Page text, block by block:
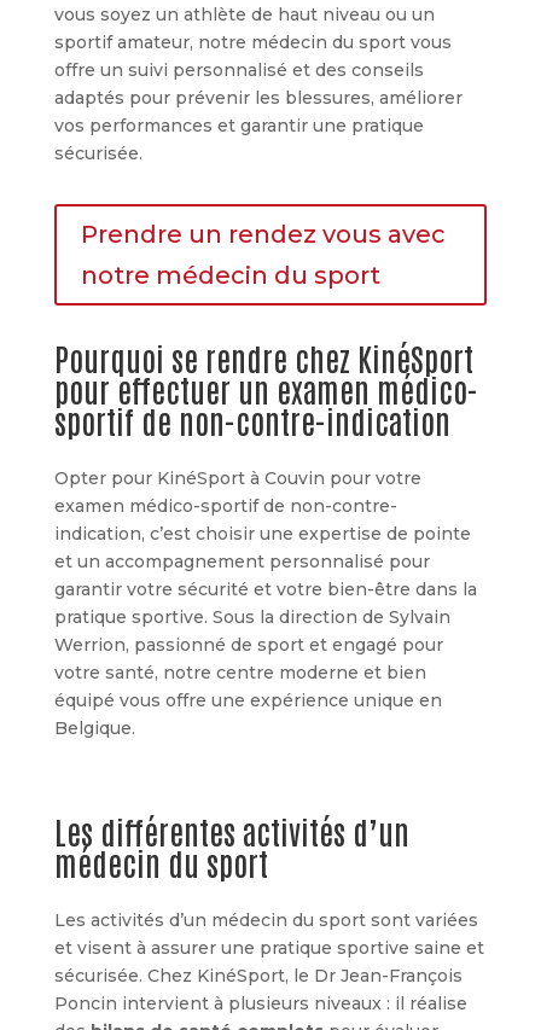
vous soyez un athlète de haut niveau ou un
sportif amateur, notre médecin du sport vous
offre un suivi personnalisé et des conseils
adaptés pour prévenir les blessures, améliorer
vos performances et garantir une pratique
sécurisée.
Prendre un rendez vous avec
notre médecin du sport
Pourquoi se rendre chez KinéSport
pour effectuer un examen médico-
sportif de non-contre-indication
Opter pour KinéSport à Couvin pour votre
examen médico-sportif de non-contre-
indication, c’est choisir une expertise de pointe
et un accompagnement personnalisé pour
garantir votre sécurité et votre bien-être dans la
pratique sportive. Sous la direction de Sylvain
Werrion, passionné de sport et engagé pour
votre santé, notre centre moderne et bien
équipé vous offre une expérience unique en
Belgique.
Les différentes activités d’un
médecin du sport
Les activités d’un médecin du sport sont variées
et visent à assurer une pratique sportive saine et
sécurisée. Chez KinéSport, le Dr Jean-François
Poncin intervient à plusieurs niveaux : il réalise